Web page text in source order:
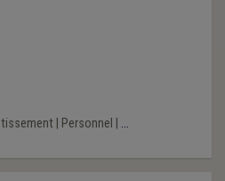
| Personnel ...